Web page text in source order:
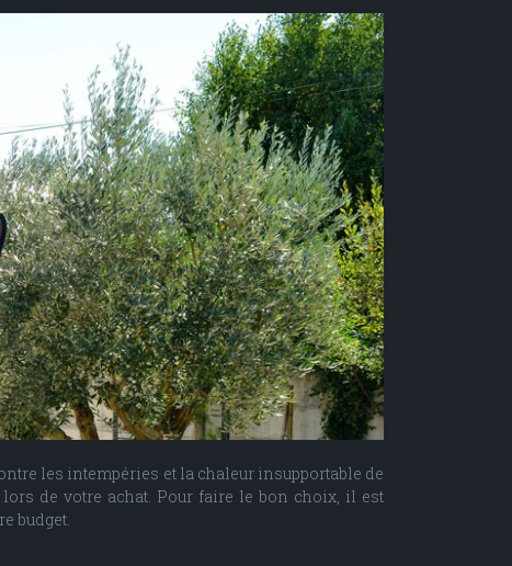
les intempéries et la chaleur insupportable de
de votre achat. Pour faire le bon choix, il est
budget.